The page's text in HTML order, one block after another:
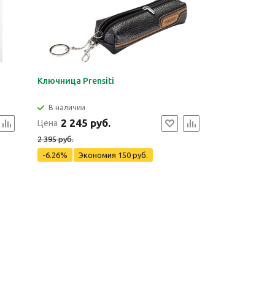
Ключница Prensiti
В наличии
Цена 2 245 руб.
2 395 руб.
-6.26%
Экономия 150 руб.